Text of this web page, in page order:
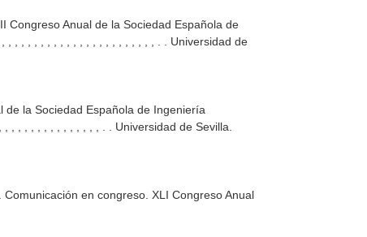
Congreso Anual de la Sociedad Española de
, , , , , , , , , , , , , , , , , , , , , , , . . Universidad de
la Sociedad Española de Ingeniería
, , , , , , , , , , , , , , . . Universidad de Sevilla.
en congreso. XLI Congreso Anual